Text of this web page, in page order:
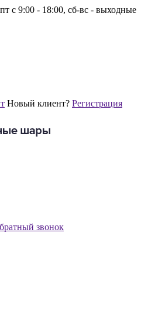
с 9:00 - 18:00, сб-вс - выходные
Новый клиент? Регистрация
звонок